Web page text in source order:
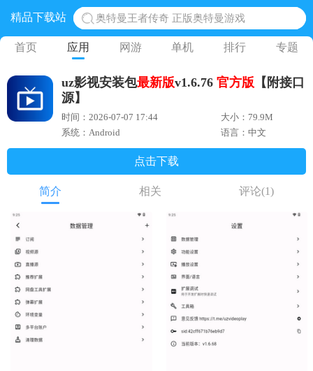
精品下载站
奥特曼王者传奇 正版奥特曼游戏
地铁跑酷体验服国际服 地铁跑酷体验服版本
黎明觉醒生机腾讯正版 黎明觉醒生机国际服
首页 应用 网游 单机 排行 专题
uz影视安装包最新版v1.6.76 官方版 【附接口
源】
时间：2026-07-07 17:44
大小：79.9M
系统：Android
语言：中文
点击下载
简介 相关 评论(1)